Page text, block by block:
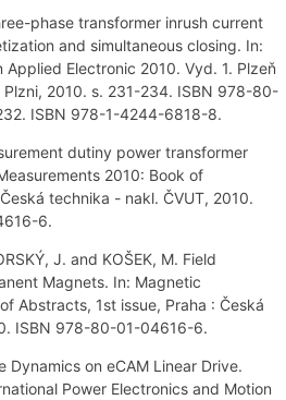
phase transformer inrush current
and simultaneous closing. In:
Electronic 2010. Vyd. 1. Plzeň
2010. s. 231-234. ISBN 978-80-
ISBN 978-1-4244-6818-8.
dutiny power transformer
2010: Book of
technika - nakl. ČVUT, 2010.
6.
J. and KOŠEK, M. Field
Magnets. In: Magnetic
Abstracts, 1st issue, Praha : Česká
ISBN 978-80-01-04616-6.
Dynamics on eCAM Linear Drive.
Power Electronics and Motion